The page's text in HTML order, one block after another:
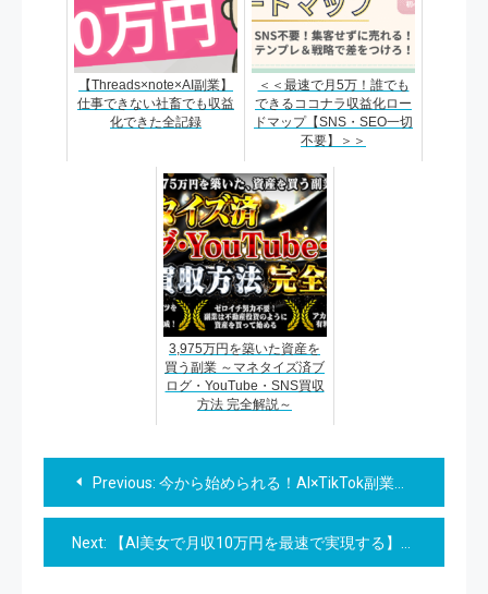
【Threads×note×AI副業】
仕事できない社畜でも収益
化できた全記録
＜＜最速で月5万！誰でも
できるココナラ収益化ロー
ドマップ【SNS・SEO一切
不要】＞＞
3,975万円を築いた資産を
買う副業 ～マネタイズ済ブ
ログ・YouTube・SNS買収
方法 完全解説～
投
稿
ナ
Previous: 今から始められる！AI×TikTok副業 完全攻略ロードマップ
Next: 【AI美女で月収10万円を最速で実現する】AI美女×副業攻略大全